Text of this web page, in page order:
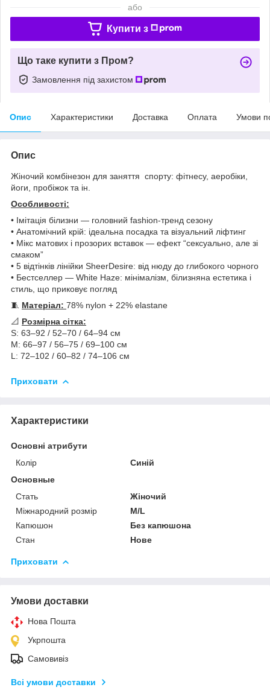
або
Купити з
Що таке купити з Пром?
Замовлення під захистом
Опис Характеристики Доставка Оплата Умови
Опис
Жіночий комбінезон для заняття спорту: фітнесу, аеробіки,
йоги, пробіжок та ін.
​Особливості:
• Імітація білизни — головний fashion-тренд сезону
• Анатомічний крій: ідеальна посадка та візуальний ліфтинг
• Мікс матових і прозорих вставок — ефект “сексуально, але зі
смаком”
• 5 відтінків лінійки SheerDesire: від нюду до глибокого чорного
• Бестселлер — White Haze: мінімалізм, білизняна естетика і
стиль, що приковує погляд
🧵 Матеріал: 78% nylon + 22% elastane
📐 Розмірна сітка:
S: 63–92 / 52–70 / 64–94 см
M: 66–97 / 56–75 / 69–100 см
L: 72–102 / 60–82 / 74–106 см
Приховати
Характеристики
Основні атрибути
Колір
Синій
Основные
Стать
Жіночий
Міжнародний розмір
M/L
Капюшон
Без капюшона
Стан
Нове
Приховати
Умови доставки
Нова Пошта
Укрпошта
Самовивіз
Всі умови доставки